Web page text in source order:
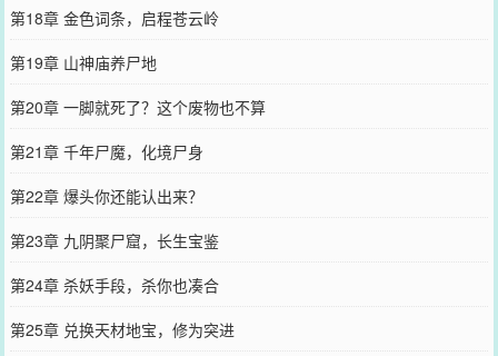
第18章 金色词条，启程苍云岭
第19章 山神庙养尸地
第20章 一脚就死了？这个废物也不算
第21章 千年尸魔，化境尸身
第22章 爆头你还能认出来？
第23章 九阴聚尸窟，长生宝鉴
第24章 杀妖手段，杀你也凑合
第25章 兑换天材地宝，修为突进